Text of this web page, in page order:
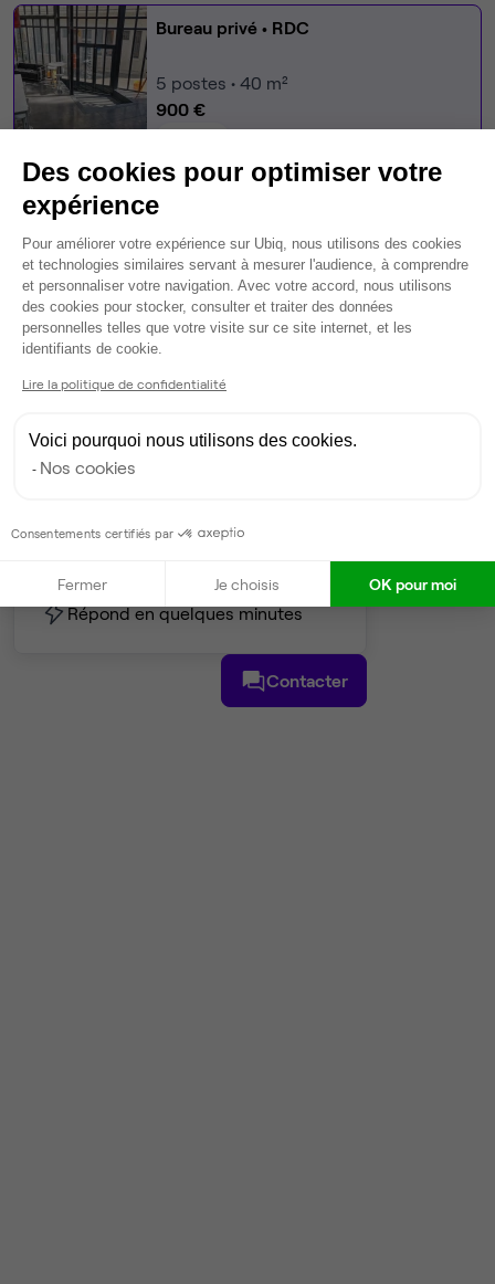
Bureau privé • RDC
5 postes • 40 m²
900 €
Modifier
Autre bureau de cet espace :
Bureau privé• RDC
2postes • 20 m²
650 €
Partenaire depuis 2025
Répond en quelques minutes
Contacter
Des cookies pour optimiser votre
expérience
Plateforme de Gestion du
Pour améliorer votre expérience sur Ubiq, nous utilisons des cookies
et technologies similaires servant à mesurer l'audience, à comprendre
et personnaliser votre navigation. Avec votre accord, nous utilisons
des cookies pour stocker, consulter et traiter des données
personnelles telles que votre visite sur ce site internet, et les
identifiants de cookie.
Lire la politique de confidentialité
Voici pourquoi nous utilisons des cookies.
Nos cookies
Consentements certifiés par
Fermer Je choisis OK pour moi